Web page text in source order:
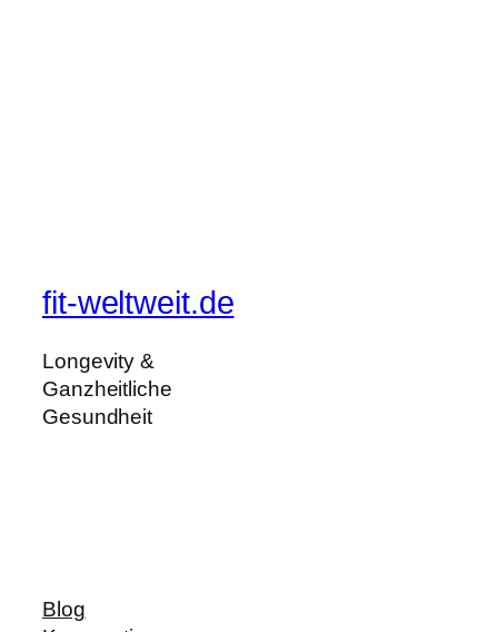
fit-weltweit.de
Longevity &
Ganzheitliche
Gesundheit
Blog